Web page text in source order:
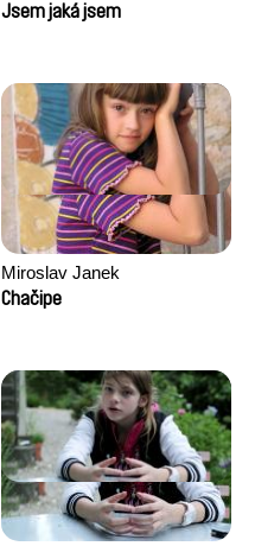
Jsem jaká jsem
Miroslav Janek
Chačipe